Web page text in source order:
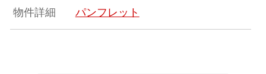
物件詳細 パンフレット